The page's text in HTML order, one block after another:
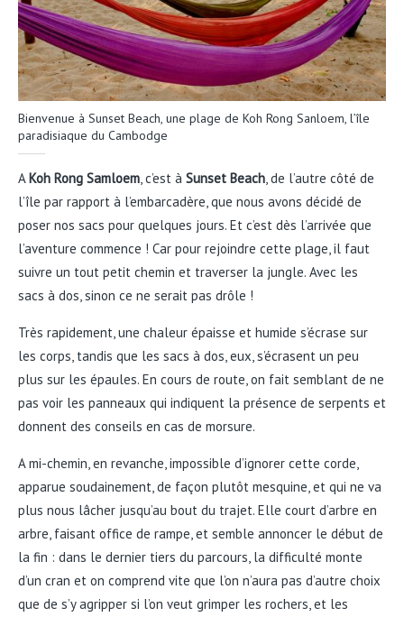
Bienvenue à Sunset Beach, une plage de Koh Rong Sanloem, l’île
paradisiaque du Cambodge
AKoh Rong Samloem, c’est à Sunset Beach, de l’autre côté de
l’île par rapport à l’embarcadère, que nous avons décidé de
poser nos sacs pour quelques jours. Et c’est dès l’arrivée que
l’aventure commence ! Car pour rejoindre cette plage, il faut
suivre un tout petit chemin et traverser la jungle. Avec les
sacs à dos, sinon ce ne serait pas drôle !
Très rapidement, une chaleur épaisse et humide s’écrase sur
les corps, tandis que les sacs à dos, eux, s’écrasent un peu
plus sur les épaules. En cours de route, on fait semblant de ne
pas voir les panneaux qui indiquent la présence de serpents et
donnent des conseils en cas de morsure.
A mi-chemin, en revanche, impossible d’ignorer cette corde,
apparue soudainement, de façon plutôt mesquine, et qui ne va
plus nous lâcher jusqu’au bout du trajet. Elle court d’arbre en
arbre, faisant office de rampe, et semble annoncer le début de
la fin : dans le dernier tiers du parcours, la difficulté monte
d’un cran et on comprend vite que l’on n’aura pas d’autre choix
que de s’y agripper si l’on veut grimper les rochers, et les